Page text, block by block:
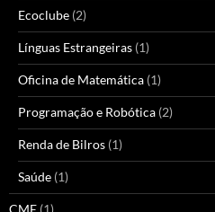
Ecoclube (2)
Línguas Estrangeiras (1)
Oficina de Matemática (1)
Programação e Robótica (2)
Renda de Bilros (1)
Saúde (1)